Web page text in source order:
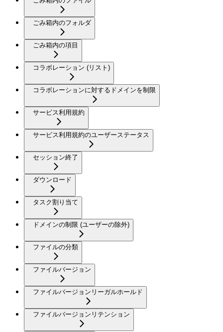
ごみ箱内のフォルダ
ごみ箱内の項目
コラボレーション (リスト)
コラボレーションに対するドメインを制限
サービス利用規約
サービス利用規約のユーザーステータス
セッション終了
ダウンロード
タスク割り当て
ドメインの制限 (ユーザーの除外)
ファイルの分類
ファイルバージョン
ファイルバージョンリーガルホールド
ファイルバージョンリテンション